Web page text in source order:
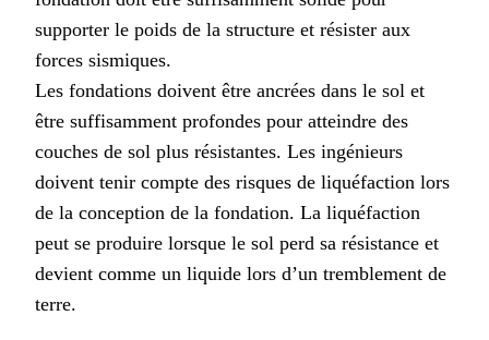
supporter le poids de la structure et résister aux
forces sismiques.
Les fondations doivent être ancrées dans le sol et
être suffisamment profondes pour atteindre des
couches de sol plus résistantes. Les ingénieurs
doivent tenir compte des risques de liquéfaction lors
de la conception de la fondation. La liquéfaction
peut se produire lorsque le sol perd sa résistance et
devient comme un liquide lors d’un tremblement de
terre.